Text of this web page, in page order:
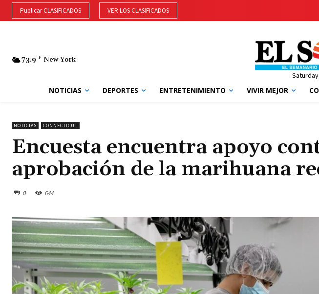
Publicar CLASIFICADOS VER LOS CLASIFICADOS
73.9 F New York
NOTICIAS DEPORTES ENTRETENIMIENTO VIVIR MEJOR
NOTICIAS CONNECTICUT
Encuesta encuentra apoyo
aprobación de la marihuana
0 644